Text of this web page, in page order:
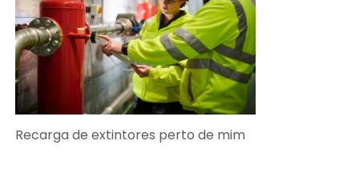
Recarga de extintores perto de mim